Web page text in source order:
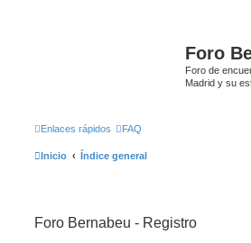
Foro
Foro de
Madrid y su
Enlaces rápidos FAQ
Inicio Índice general
Foro Bernabeu - Registro